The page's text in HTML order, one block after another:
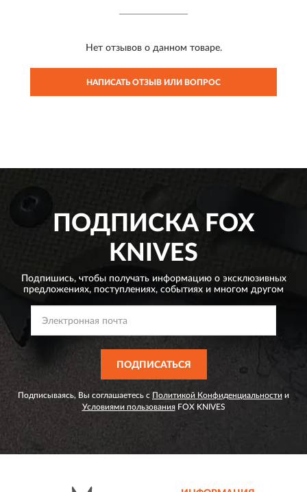
Нет отзывов о данном товаре.
НАПИСАТЬ ОТЗЫВ ИЛИ ВОПРОС
ПОДПИСКА FOX
KNIVES
Подпишись, чтобы получать информацию о эксклюзивных
предложениях, поступлениях, событиях и многом другом
ПОДПИСАТЬСЯ
Подписываясь, Вы соглашаетесь с Политикой Конфиденциальности и
Условиями пользованияFOX KNIVES